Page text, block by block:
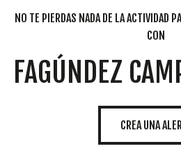
NO TE PIERDAS NADA DE LA ACTIVIDAD
CON
FAGÚNDEZ
CREA UNA